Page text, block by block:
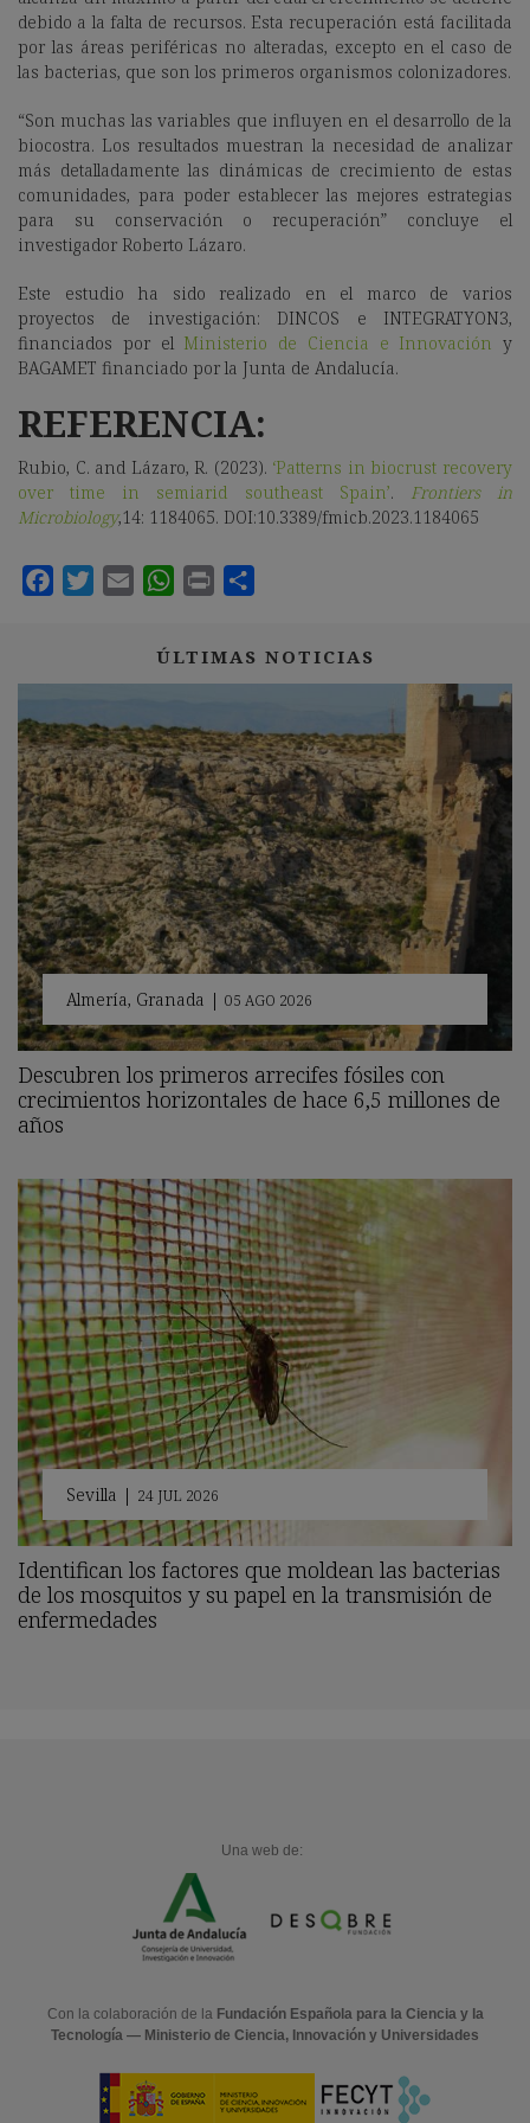
debido a la falta de recursos. Esta recuperación está facilitada
por las áreas periféricas no alteradas, excepto en el caso de
las bacterias, que son los primeros organismos colonizadores.
“Son muchas las variables que influyen en el desarrollo de la
biocostra. Los resultados muestran la necesidad de analizar
más detalladamente las dinámicas de crecimiento de estas
comunidades, para poder establecer las mejores estrategias
para su conservación o recuperación” concluye el
investigador Roberto Lázaro.
Este estudio ha sido realizado en el marco de varios
proyectos de investigación: DINCOS e INTEGRATYON3,
financiados por el Ministerio de Ciencia e Innovación y
BAGAMET financiado por la Junta de Andalucía.
REFERENCIA:
Rubio, C. and Lázaro, R. (2023). ‘Patterns in biocrust recovery
over time in semiarid southeast Spain’. Frontiers in
Microbiology,14: 1184065. DOI:10.3389/fmicb.2023.1184065
ÚLTIMAS NOTICIAS
Almería, Granada | 05 AGO 2026
Descubren los primeros arrecifes fósiles con
crecimientos horizontales de hace 6,5 millones de
años
Sevilla | 24 JUL 2026
Identifican los factores que moldean las bacterias
de los mosquitos y su papel en la transmisión de
enfermedades
Una web de:
Con la colaboración de la Fundación Española para la Ciencia y la
Tecnología — Ministerio de Ciencia, Innovación y Universidades